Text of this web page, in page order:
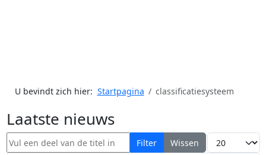
U bevindt zich hier: Startpagina classificatiesysteem
Laatste nieuws
Vul een deel van de titel in Filter Wissen Toon #